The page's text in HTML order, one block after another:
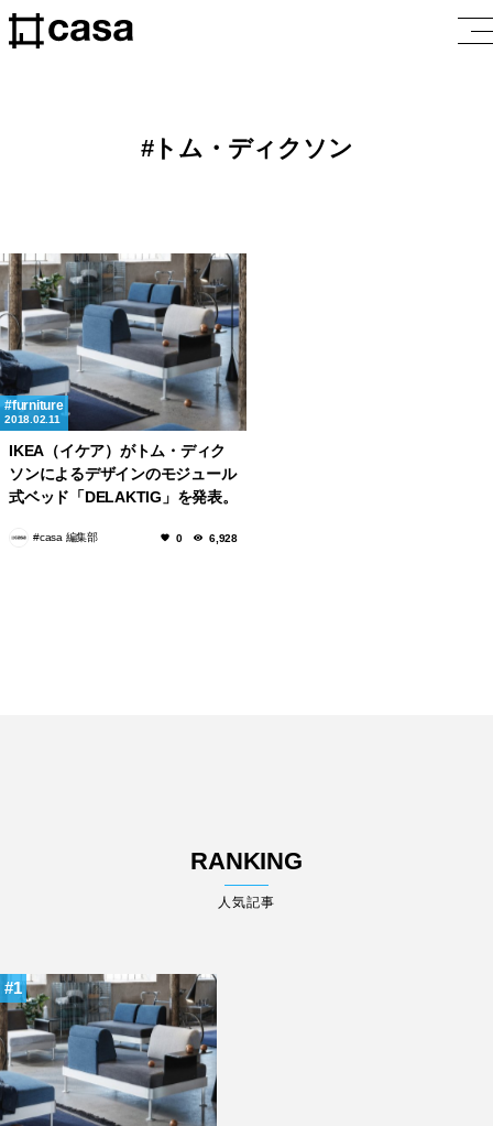
トム・ディクソン
furniture
2018.02.11
IKEA（イケア）がトム・ディク
ソンによるデザインのモジュール
式ベッド「DELAKTIG」を発表。
#casa 編集部 0 6,928
RANKING
人気記事
1